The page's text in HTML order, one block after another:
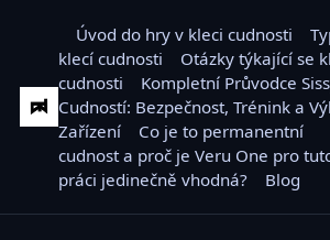
Úvod do hry v kleci cudnosti
klecí cudnosti
Otázky týkající se
cudnosti
Kompletní Průvodce
Cudností: Bezpečnost, Trénink a
Zařízení
Co je to permanentní
cudnost a proč je Veru One pro
práci jedinečně vhodná?
Blog